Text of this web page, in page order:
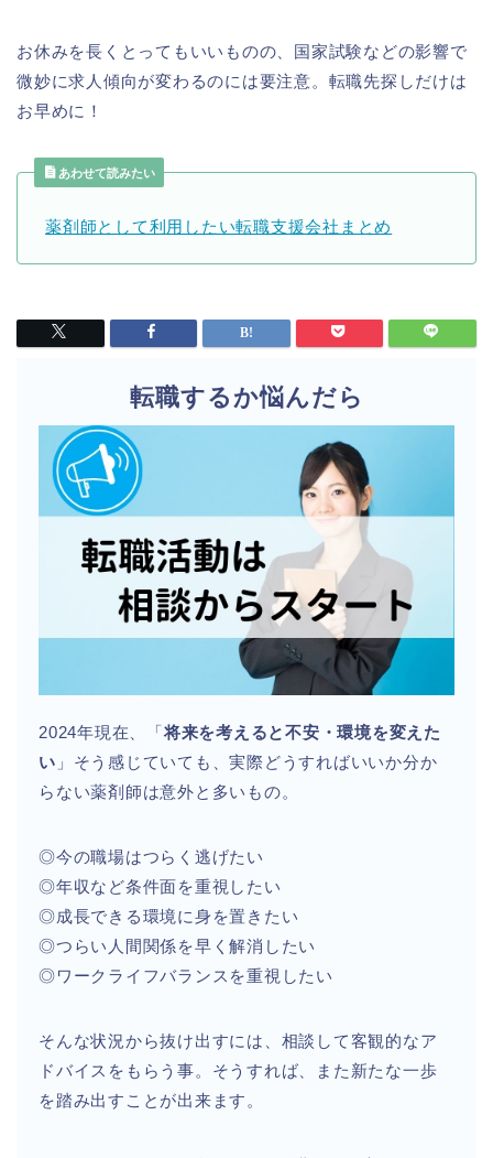
お休みを長くとってもいいものの、国家試験などの影響で
微妙に求人傾向が変わるのには要注意。転職先探しだけは
お早めに！
あわせて読みたい
薬剤師として利用したい転職支援会社まとめ
転職するか悩んだら
2024年現在、「将来を考えると不安・環境を変えた
い 」そう感じていても、実際どうすればいいか分か
らない薬剤師は意外と多いもの。
◎今の職場はつらく逃げたい
◎年収など条件面を重視したい
◎成長できる環境に身を置きたい
◎つらい人間関係を早く解消したい
◎ワークライフバランスを重視したい
そんな状況から抜け出すには、相談して客観的なア
ドバイスをもらう事。そうすれば、また新たな一歩
を踏み出すことが出来ます。